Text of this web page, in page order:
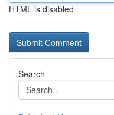
HTML is disabled
Search